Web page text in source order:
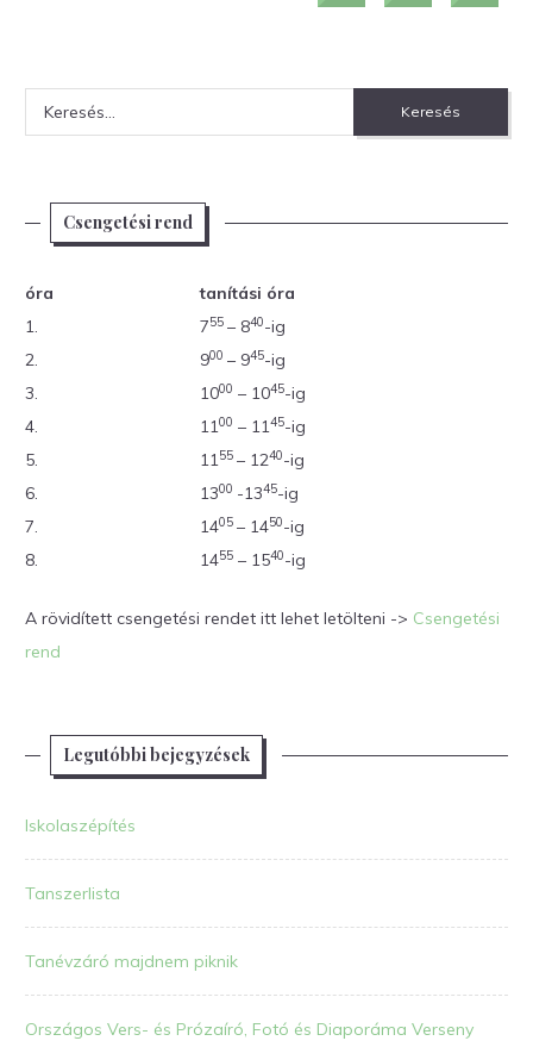
Keresés:
Csengetési rend
óra
tanítási óra
1.
755 – 840-ig
2.
900 – 945-ig
3.
1000 – 1045-ig
4.
1100 – 1145-ig
5.
1155 – 1240-ig
6.
1300 -1345-ig
7.
1405 – 1450-ig
8.
1455 – 1540-ig
A rövidített csengetési rendet itt lehet letölteni -> Csengetési
rend
Legutóbbi bejegyzések
Iskolaszépítés
Tanszerlista
Tanévzáró majdnem piknik
Országos Vers- és Prózaíró, Fotó és Diaporáma Verseny